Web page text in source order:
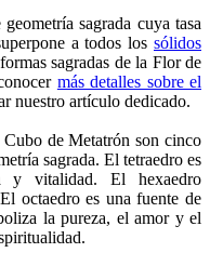
sagrada cuya tasa
a todos los sólidos
sagradas de la Flor de
más detalles sobre el
nuestro artículo dedicado.
de Metatrón son cinco
sagrada. El tetraedro es
y vitalidad. El hexaedro
octaedro es una fuente de
la pureza, el amor y el